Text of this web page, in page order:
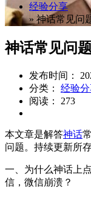
经验分享
» 神话常见问
神话常见问
发布时间：
分类： 经验
阅读： 273
本文章是解答神话
问题。持续更新所
一、为什么神话上
信，微信崩溃？